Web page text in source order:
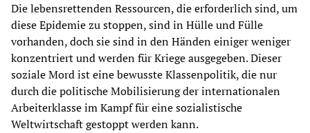
Die lebensrettenden Ressourcen, die erforderlich sind, um
diese Epidemie zu stoppen, sind in Hülle und Fülle
vorhanden, doch sie sind in den Händen einiger weniger
konzentriert und werden für Kriege ausgegeben. Dieser
soziale Mord ist eine bewusste Klassenpolitik, die nur
durch die politische Mobilisierung der internationalen
Arbeiterklasse im Kampf für eine sozialistische
Weltwirtschaft gestoppt werden kann.